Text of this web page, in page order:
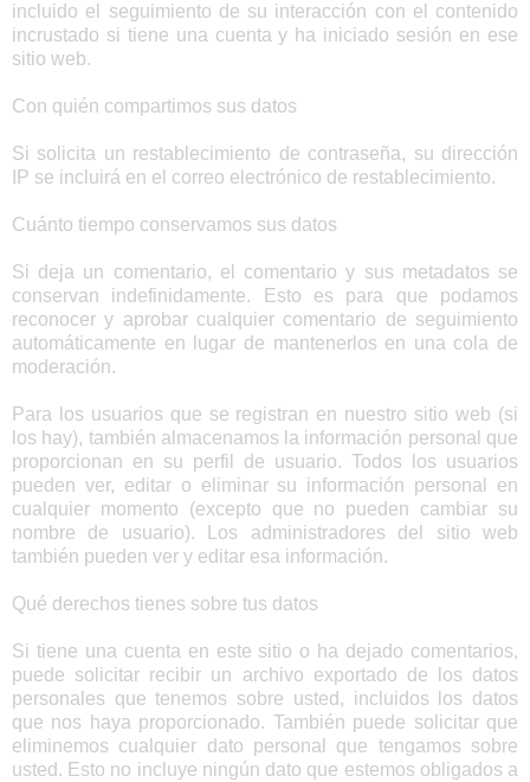
incluido el seguimiento de su interacción con el contenido
incrustado si tiene una cuenta y ha iniciado sesión en ese
sitio web.
Con quién compartimos sus datos
Si solicita un restablecimiento de contraseña, su dirección
IP se incluirá en el correo electrónico de restablecimiento.
Cuánto tiempo conservamos sus datos
Si deja un comentario, el comentario y sus metadatos se
conservan indefinidamente. Esto es para que podamos
reconocer y aprobar cualquier comentario de seguimiento
automáticamente en lugar de mantenerlos en una cola de
moderación.
Para los usuarios que se registran en nuestro sitio web (si
los hay), también almacenamos la información personal que
proporcionan en su perfil de usuario. Todos los usuarios
pueden ver, editar o eliminar su información personal en
cualquier momento (excepto que no pueden cambiar su
nombre de usuario). Los administradores del sitio web
también pueden ver y editar esa información.
Qué derechos tienes sobre tus datos
Si tiene una cuenta en este sitio o ha dejado comentarios,
puede solicitar recibir un archivo exportado de los datos
personales que tenemos sobre usted, incluidos los datos
que nos haya proporcionado. También puede solicitar que
eliminemos cualquier dato personal que tengamos sobre
usted. Esto no incluye ningún dato que estemos obligados a